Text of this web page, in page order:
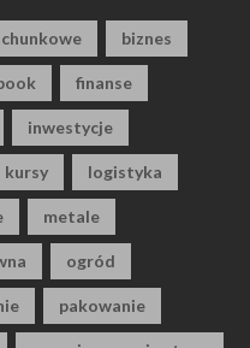
biznes
finanse
inwestycje
kursy logistyka
metale
ogród
pakowanie